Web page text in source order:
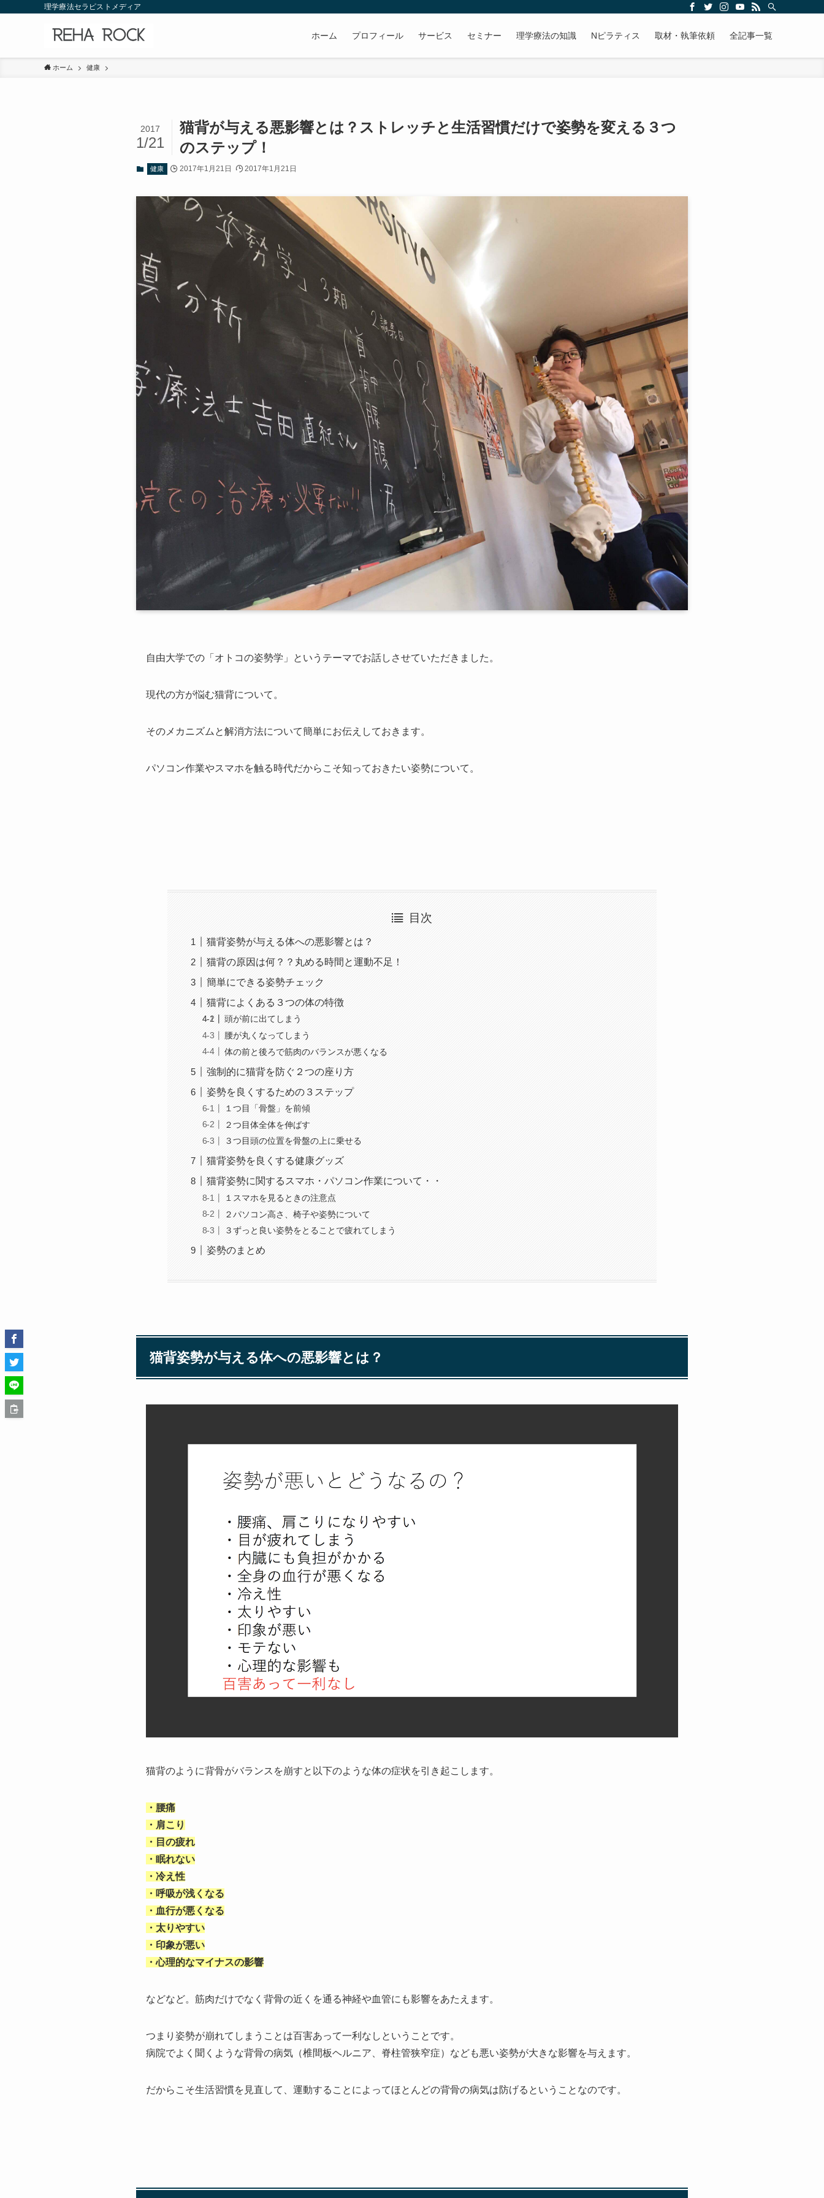
理学療法セラピストメディア
ホーム プロフィール サービス セミナー 理学療法の知識 Nピラティス 取材・執筆依頼 全記事一覧
ホーム 健康
猫背が与える悪影響とは？ストレッチと生活習慣だけで姿勢を変える３つ
のステップ！
2017
1/21
健康 2017年1月21日 2017年1月21日
自由大学での「オトコの姿勢学」というテーマでお話しさせていただきました。
現代の方が悩む猫背について。
そのメカニズムと解消方法について簡単にお伝えしておきます。
パソコン作業やスマホを触る時代だからこそ知っておきたい姿勢について。
目次
猫背姿勢が与える体への悪影響とは？
猫背の原因は何？？丸める時間と運動不足！
簡単にできる姿勢チェック
猫背によくある３つの体の特徴
頭が前に出てしまう
腰が丸くなってしまう
体の前と後ろで筋肉のバランスが悪くなる
強制的に猫背を防ぐ２つの座り方
姿勢を良くするための３ステップ
１つ目「骨盤」を前傾
２つ目体全体を伸ばす
３つ目頭の位置を骨盤の上に乗せる
猫背姿勢を良くする健康グッズ
猫背姿勢に関するスマホ・パソコン作業について・・
１スマホを見るときの注意点
２パソコン高さ、椅子や姿勢について
３ずっと良い姿勢をとることで疲れてしまう
姿勢のまとめ
猫背姿勢が与える体への悪影響とは？
猫背のように背骨がバランスを崩すと以下のような体の症状を引き起こします。
・腰痛
・肩こり
・目の疲れ
・眠れない
・冷え性
・呼吸が浅くなる
・血行が悪くなる
・太りやすい
・印象が悪い
・心理的なマイナスの影響
などなど。筋肉だけでなく背骨の近くを通る神経や血管にも影響をあたえます。
つまり姿勢が崩れてしまうことは百害あって一利なしということです。
病院でよく聞くような背骨の病気（椎間板ヘルニア、脊柱管狭窄症）なども悪い姿勢が大きな影響を与えます。
だからこそ生活習慣を見直して、運動することによってほとんどの背骨の病気は防げるということなのです。